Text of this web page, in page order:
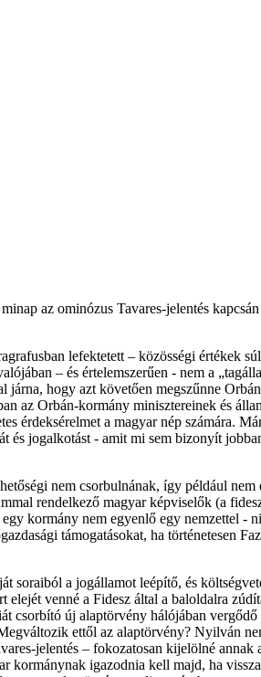
az ominózus Tavares-jelentés
lefektetett – közösségi értékek
– és értelemszerűen - nem a
járna, hogy azt követően megszűnne
az Orbán-kormány minisztereinek és
a magyar nép számára.
és jogalkotást - amit mi sem bizonyít
nem csorbulnának, így például
rendelkező magyar képviselők (a
kormány nem egyenlő egy nemzettel -
támogatásokat, ha történetesen
soraiból a jogállamot leépítő, és
venné a Fidesz által a baloldalra
csorbító új alaptörvény hálójában
ettől az alaptörvény? Nyilván
jelentés – fokozatosan kijelölné annak
kormánynak igazodnia kell majd, ha